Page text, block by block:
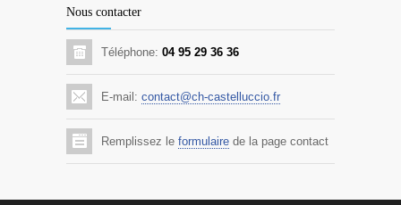
Nous contacter
Téléphone: 04 95 29 36 36
E-mail: contact@ch-castelluccio.fr
Remplissez le formulaire de la page contact